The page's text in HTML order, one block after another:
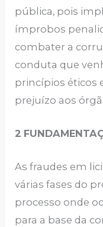
pública, pois
ímprobos
combater a
conduta que
princípios éticos
prejuízo aos
2
As fraudes em
várias fases do
processo onde
para a base da